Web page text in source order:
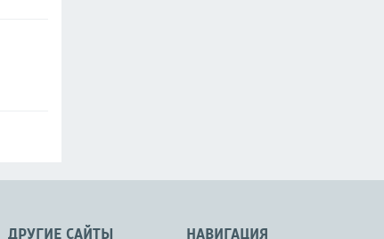
НАВИГАЦИЯ
ДРУГИЕ САЙТЫ